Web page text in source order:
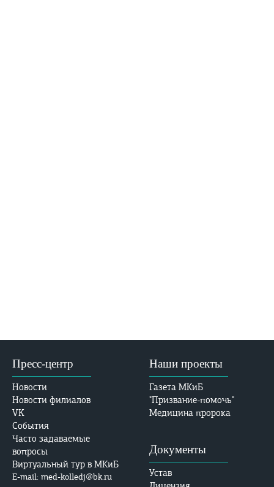
Пресс-центр
Новости
Новости филиалов
VK
События
Часто задаваемые
вопросы
Виртуальный тур в МКиБ
E-mail: med-kolledj@bk.ru
Наши проекты
Газета МКиБ
"Призвание-помочь"
Медицина пророка
Документы
Устав